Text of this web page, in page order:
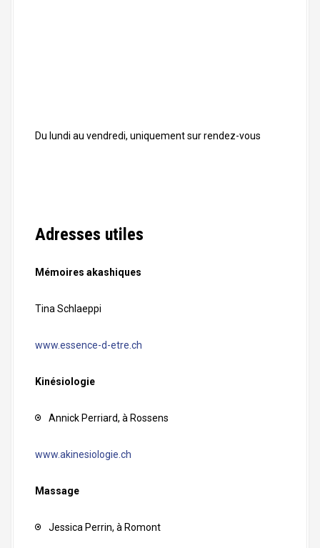
Du lundi au vendredi, uniquement sur rendez-vous
Adresses utiles
Mémoires akashiques
Tina Schlaeppi
www.essence-d-etre.ch
Kinésiologie
Annick Perriard, à Rossens
www.akinesiologie.ch
Massage
Jessica Perrin, à Romont